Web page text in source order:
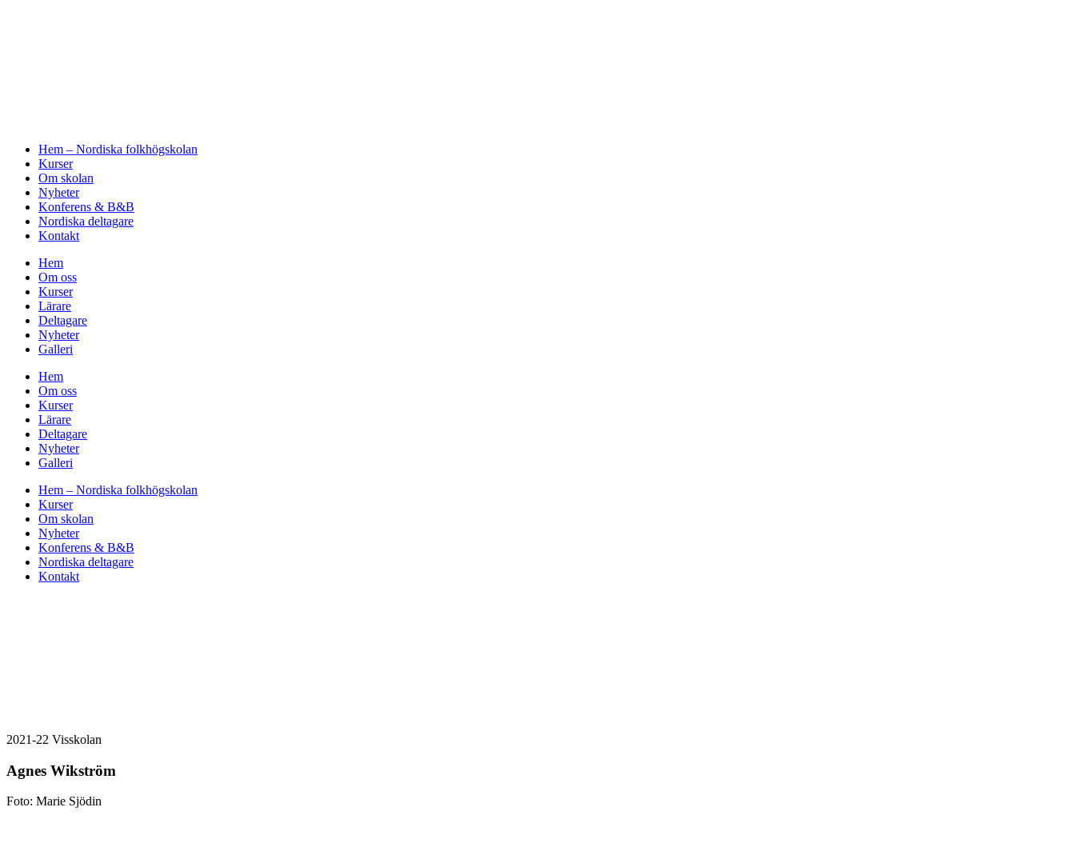
Hem – Nordiska folkhögskolan
Kurser
Om skolan
Nyheter
Konferens & B&B
Nordiska deltagare
Kontakt
Hem
Om oss
Kurser
Lärare
Deltagare
Nyheter
Galleri
Hem
Om oss
Kurser
Lärare
Deltagare
Nyheter
Galleri
Hem – Nordiska folkhögskolan
Kurser
Om skolan
Nyheter
Konferens & B&B
Nordiska deltagare
Kontakt
2021-22 Visskolan
Agnes Wikström
Foto: Marie Sjödin